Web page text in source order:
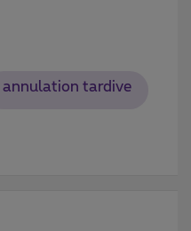
annulation tardive